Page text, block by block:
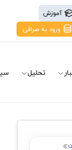
آموزش
ورود به صرافی
تحلیل